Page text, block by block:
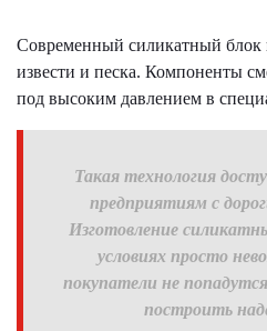
Современный силикатный блок
извести и песка. Компоненты
под высоким давлением в
Такая технология
предприятиям с
Изготовление
условиях просто
покупатели не
построить